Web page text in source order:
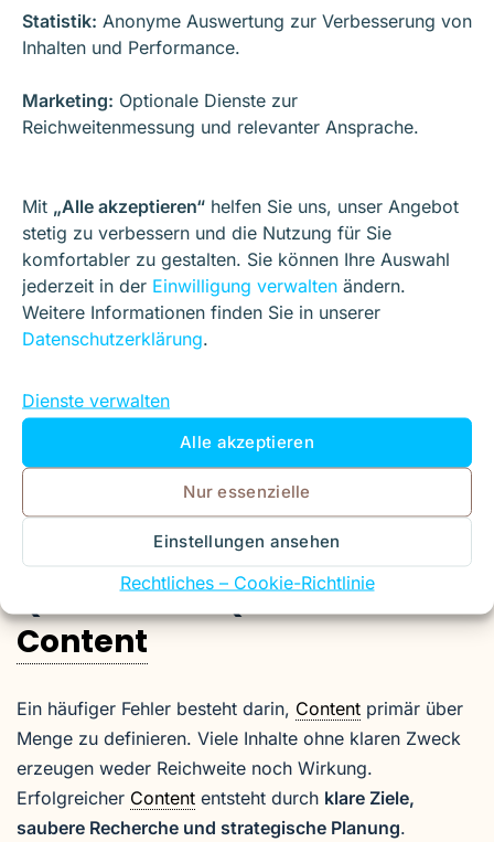
Statistik: Anonyme Auswertung zur Verbesserung von
Inhalten und Performance.
Marketing: Optionale Dienste zur
Reichweitenmessung und relevanter Ansprache.
Mit „Alle akzeptieren“ helfen Sie uns, unser Angebot
stetig zu verbessern und die Nutzung für Sie
komfortabler zu gestalten. Sie können Ihre Auswahl
jederzeit in der Einwilligung verwalten ändern.
Weitere Informationen finden Sie in unserer
Datenschutzerklärung.
Dienste verwalten
Alle akzeptieren
Nur essenzielle
Einstellungen ansehen
Rechtliches – Cookie-Richtlinie
Contenterfüllt im Marketing nicht nur eine
kommunikative, sondern auch eine
senken die Eintrittsbarriere für eine Kontaktaufnahme.
Über Call-to-Actions, weiterführende Angebote oder
Leads entwickeln.
Typische Mechanismen sind:
weiterführende Downloads
Webinare oder Tools
Kontakt- oder Beratungsgespräche
Content
systematische Leadgenerierung.
Qualität vor Quantität im
Content
Ein häufiger Fehler besteht darin, Content primär über
Menge zu definieren. Viele Inhalte ohne klaren Zweck
erzeugen weder Reichweite noch Wirkung.
Erfolgreicher Content entsteht durch klare Ziele,
saubere Recherche und strategische Planung.